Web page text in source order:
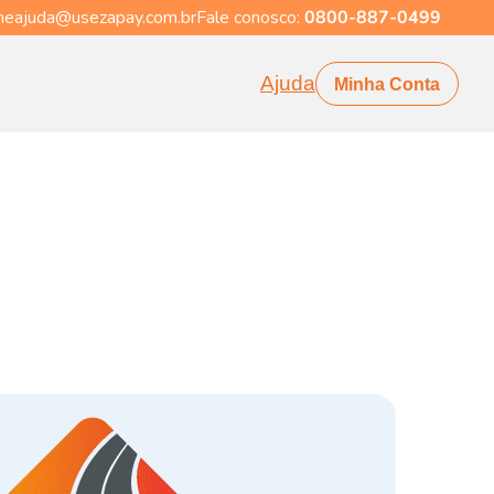
Fale conosco: 0800-887-0499
Ajuda Minha Conta